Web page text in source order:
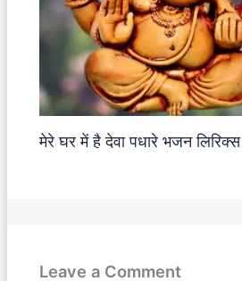
मेरे घर में है देवा पधारे भजन लिरिक्स
Leave a Comment